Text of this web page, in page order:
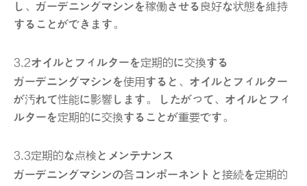
し、ガーデニングマシンを稼働させる良好な状態を維持
することができます。
3.2オイルとフィルターを定期的に交換する
ガーデニングマシンを使用すると、オイルとフィルター
が汚れて性能に影響します。 したがって、オイルとフィ
ルターを定期的に交換することが重要です。
3.3定期的な点検とメンテナンス
ガーデニングマシンの各コンポーネントと接続を定期的